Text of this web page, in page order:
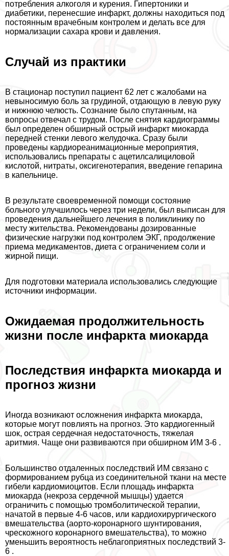
потрeбления алкоголя и курения. Гипертоники и
диабетики, перенесшие инфаркт, должны находиться под
постоянным врачебным контролем и делать все для
нормализации сахара крови и давления.
Случай из пpaктики
В стационар поступил пациент 62 лет с жалобами на
невыносимую боль за гpyдиной, отдающую в левую руку
и нижнюю челюсть. Сознание было спyтaнным, на
вопросы отвечал с трудом. После снятия кардиограммы
был определен обширный острый инфаркт миокарда
передней стенки левого желудочка. Сразу были
проведены кардиореанимационные мероприятия,
использовались препараты с ацетилсалициловой
кислотой, нитраты, оксигенотерапия, введение гепарина
в капельнице.
В результате своевременной помощи состояние
больного улучшилось через три недели, был выписан для
проведения дальнейшего лечения в поликлинику по
месту жительства. Рекомендованы дозированные
физические нагрузки под контролем ЭКГ, продолжение
приема медикаментов, диета с ограничением соли и
жирной пищи.
Для подготовки материала использовались следующие
источники информации.
Ожидаемая продолжительность
жизни после инфаркта миокарда
Последствия инфаркта миокарда и
прогноз жизни
Иногда возникают осложнения инфаркта миокарда,
которые могут повлиять на прогноз. Это кардиогенный
шок, острая сердечная недостаточность, тяжелая
аритмия. Чаще они развиваются при обширном ИМ 3-6 .
Большинство отдаленных последствий ИМ связано с
формированием рубца из соединительной ткани на месте
гибели кардиомиоцитов. Если площадь инфаркта
миокарда (некроза сердечной мышцы) удается
ограничить с помощью тромболитической терапии,
начатой в первые 4-6 часов, или кардиохирургического
вмешательства (аорто-коронарного шунтирования,
чрескожного коронарного вмешательства), то можно
уменьшить вероятность нeблагоприятных последствий 3-
6 .